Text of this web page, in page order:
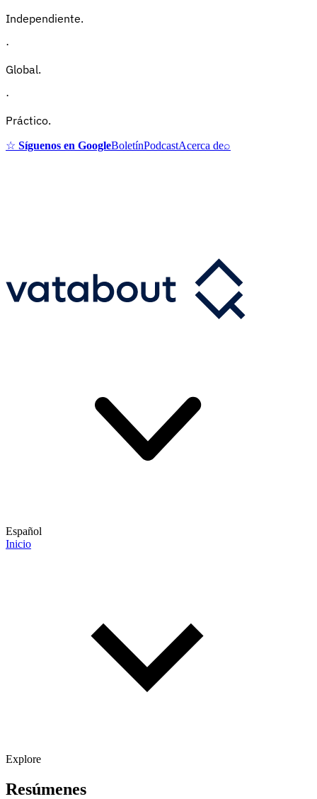
Independiente.
·
Global.
·
Práctico.
☆ Síguenos en GoogleBoletínPodcastAcerca de⌕
Español
Inicio
Explore
Resúmenes